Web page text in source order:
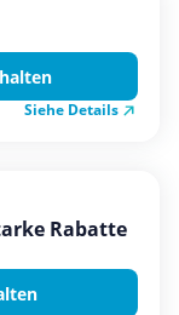
Siehe Details
Rabatte